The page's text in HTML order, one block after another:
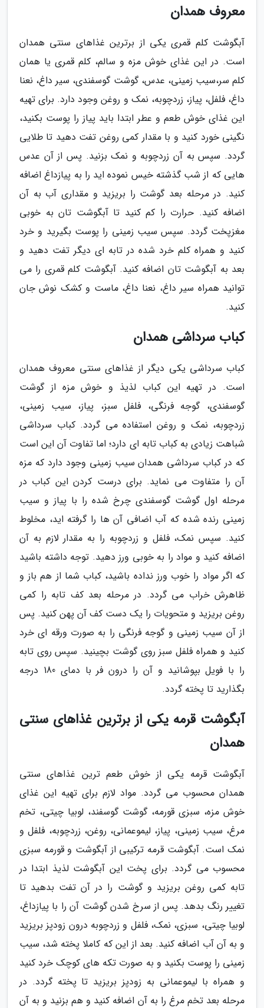
معروف همدان
آبگوشت کلم قمری یکی از برترین غذاهای سنتی همدان
است. در این غذای خوش مزه و سالم، کلم قمری یا همان
کلم سر،سیب زمینی، عدس، گوشت گوسفندی، سیر داغ، نعنا
داغ، فلفل، پیاز، زردچوبه، نمک و روغن وجود دارد. برای تهیه
این غذای خوش طعم و عطر ابتدا باید پیاز را پوست بکنید،
نگینی خورد کنید و با مقدار کمی روغن تفت دهید تا طلایی
گردد. سپس به آن زردچوبه و نمک بزنید. پس از آن عدس
هایی که از شب گذشته خیس نموده اید را به پیازداغ اضافه
کنید. در مرحله بعد گوشت را بریزید و مقداری آب به آن
اضافه کنید. حرارت را کم کنید تا آبگوشت تان به خوبی
مغزپخت گردد. سپس سیب زمینی را پوست بگیرید و خرد
کنید و همراه کلم خرد شده در تابه ای دیگر تفت دهید و
بعد به آبگوشت تان اضافه کنید. آبگوشت کلم قمری را می
توانید همراه سیر داغ، نعنا داغ، ماست و کشک نوش جان
کنید.
کباب سرداشی همدان
کباب سرداشی یکی دیگر از غذاهای سنتی معروف همدان
است. در تهیه این کباب لذیذ و خوش مزه از گوشت
گوسفندی، گوجه فرنگی، فلفل سبز، پیاز، سیب زمینی،
زردچوبه، نمک و روغن استفاده می گردد. کباب سرداشی
شباهت زیادی به کباب تابه ای دارد؛ اما تفاوت آن این است
که در کباب سرداشی همدان سیب زمینی وجود دارد که مزه
آن را متفاوت می نماید. برای درست کردن این کباب در
مرحله اول گوشت گوسفندی چرخ شده را با پیاز و سیب
زمینی رنده شده که آب اضافی آن ها را گرفته اید، مخلوط
کنید. سپس نمک، فلفل و زردچوبه را به مقدار لازم به آن
اضافه کنید و مواد را به خوبی ورز دهید. توجه داشته باشید
که اگر مواد را خوب ورز نداده باشید، کباب شما از هم باز و
ظاهرش خراب می گردد. در مرحله بعد کف تابه را کمی
روغن بریزید و متحویات را یک دست کف آن پهن کنید. پس
از آن سیب زمینی و گوجه فرنگی را به صورت ورقه ای خرد
کنید و همراه فلفل سبز روی گوشت بچینید. سپس روی تابه
را با فویل بپوشانید و آن را درون فر با دمای 180 درجه
بگذارید تا پخته گردد.
آبگوشت قرمه یکی از برترین غذاهای سنتی
همدان
آبگوشت قرمه یکی از خوش طعم ترین غذاهای سنتی
همدان محسوب می گردد. مواد لازم برای تهیه این غذای
خوش مزه، سبزی قورمه، گوشت گوسفند، لوبیا چیتی، تخم
مرغ، سیب زمینی، پیاز، لیموعمانی، روغن، زردچوبه، فلفل و
نمک است. آبگوشت قرمه ترکیبی از آبگوشت و قورمه سبزی
محسوب می گردد. برای پخت این آبگوشت لذیذ ابتدا در
تابه کمی روغن بریزید و گوشت را در آن تفت بدهید تا
تغییر رنگ بدهد. پس از سرخ شدن گوشت آن را با پیازداغ،
لوبیا چیتی، سبزی، نمک، فلفل و زردچوبه درون زودپز بریزید
و به آن آب اضافه کنید. بعد از این که کاملا پخته شد، سیب
زمینی را پوست بکنید و به صورت تکه های کوچک خرد کنید
و همراه با لیموعمانی به زودپز بریزید تا پخته گردد. در
مرحله بعد تخم مرغ را به آن اضافه کنید و هم بزنید و به آن